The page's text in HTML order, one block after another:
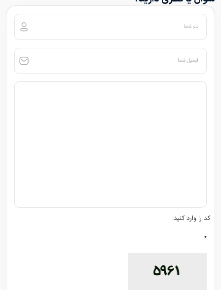
نام شما
ایمیل شما
کد را وارد کنید:
*